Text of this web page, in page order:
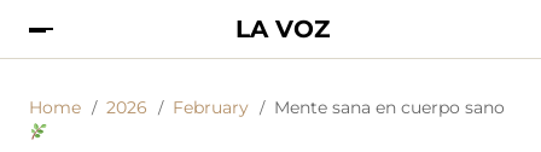
LA VOZ
Home 2026 February Mente sana en cuerpo sano